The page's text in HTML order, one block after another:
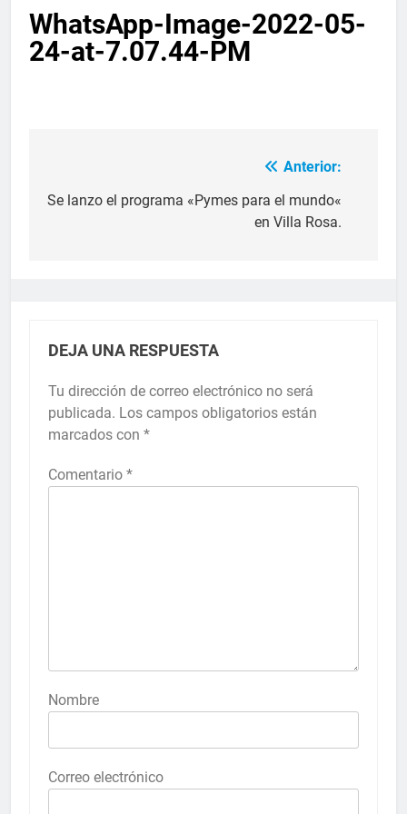
WhatsApp-Image-2022-05-
24-at-7.07.44-PM
Anterior:
Se lanzo el programa «Pymes para el mundo«
en Villa Rosa.
DEJA UNA RESPUESTA
Tu dirección de correo electrónico no será
publicada. Los campos obligatorios están
marcados con *
Comentario *
Nombre
Correo electrónico